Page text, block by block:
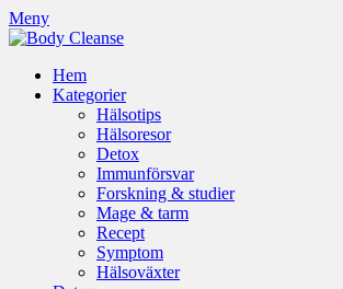
Meny
Hem
Kategorier
Hälsotips
Hälsoresor
Detox
Immunförsvar
Forskning & studier
Mage & tarm
Recept
Symptom
Hälsoväxter